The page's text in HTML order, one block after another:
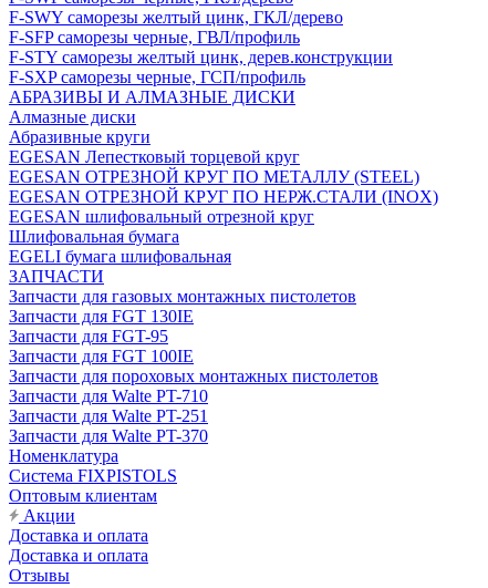
F-SWY саморезы желтый цинк, ГКЛ/дерево
F-SFP саморезы черные, ГВЛ/профиль
F-STY саморезы желтый цинк, дерев.конструкции
F-SXP саморезы черные, ГСП/профиль
АБРАЗИВЫ И АЛМАЗНЫЕ ДИСКИ
Алмазные диски
Абразивные круги
EGESAN Лепестковый торцевой круг
EGESAN ОТРЕЗНОЙ КРУГ ПО МЕТАЛЛУ (STEEL)
EGESAN ОТРЕЗНОЙ КРУГ ПО НЕРЖ.СТАЛИ (INOX)
EGESAN шлифовальный отрезной круг
Шлифовальная бумага
EGELI бумага шлифовальная
ЗАПЧАСТИ
Запчасти для газовых монтажных пистолетов
Запчасти для FGT 130IE
Запчасти для FGT-95
Запчасти для FGT 100IE
Запчасти для пороховых монтажных пистолетов
Запчасти для Walte PT-710
Запчасти для Walte PT-251
Запчасти для Walte PT-370
Номенклатура
Система FIXPISTOLS
Оптовым клиентам
Акции
Доставка и оплата
Доставка и оплата
Отзывы